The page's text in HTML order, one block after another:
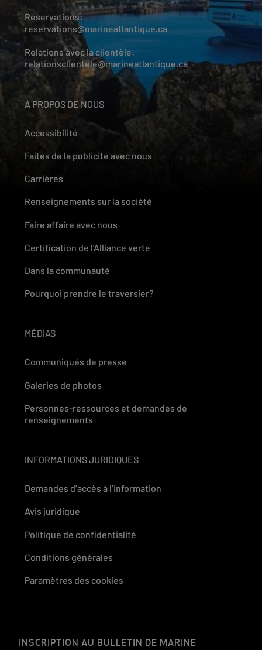
Réservations:
reservations@marineatlantique.ca
Relations avec la clientèle:
relationsclientele@marineatlantique.ca
À PROPOS DE NOUS
Accessibilité
Faites de la publicité avec nous
Carrières
Renseignements sur la société
Faire affaire avec nous
Certification de l'Alliance verte
Dans la communauté
Pourquoi prendre le traversier?
MÉDIAS
Communiqués de presse
Galeries de photos
Personnes-ressources et demandes de
renseignements
INFORMATIONS JURIDIQUES
Demandes d’accès à l’information
Avis juridique
Politique de confidentialité
Conditions générales
Paramètres des cookies
INSCRIPTION AU BULLETIN DE MARINE